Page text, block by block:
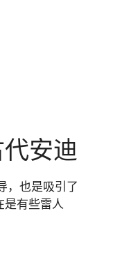
安迪
，也是吸引了
有些雷人